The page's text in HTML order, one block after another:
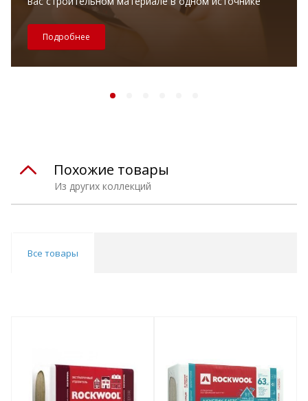
Подробнее
Из других коллекций
Похожие товары
Все товары